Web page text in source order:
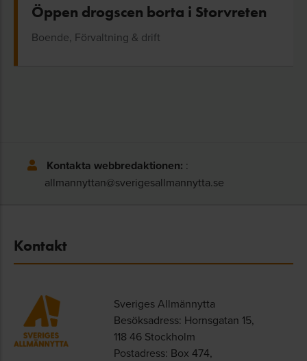
Öppen drogscen borta i Storvreten
Boende, Förvaltning & drift
Kontakta webbredaktionen: :
allmannyttan@sverigesallmannytta.se
Kontakt
Sveriges Allmännytta
Besöksadress: Hornsgatan 15,
118 46 Stockholm
Postadress: Box 474,